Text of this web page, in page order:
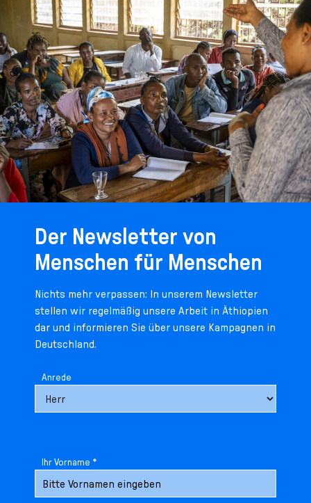
Der Newsletter von
Menschen für Menschen
Nichts mehr verpassen: In unserem Newsletter
stellen wir regelmäßig unsere Arbeit in Äthiopien
dar und informieren Sie über unsere Kampagnen in
Deutschland.
Anrede
Ihr Vorname *